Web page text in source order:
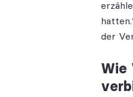
der
Wie